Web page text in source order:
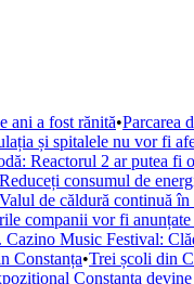
ani a fost rănită•Parcarea
și spitalele nu vor fi
Reactorul 2 ar putea fi
consumul de
Valul de căldură continuă în
companii vor fi
Music Festival:
Constanța•Trei școli din
Constanța